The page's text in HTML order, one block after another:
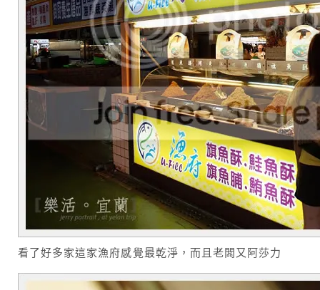
看了好多家這家漁府感覺最乾淨，而且老闆又阿莎力